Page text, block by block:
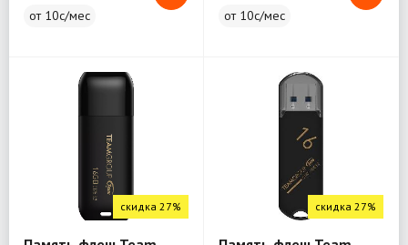
от 10с/мес от 10с/мес
скидка 27% скидка 27%